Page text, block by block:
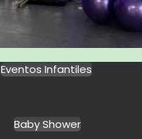
Eventos Infantiles
Baby Shower